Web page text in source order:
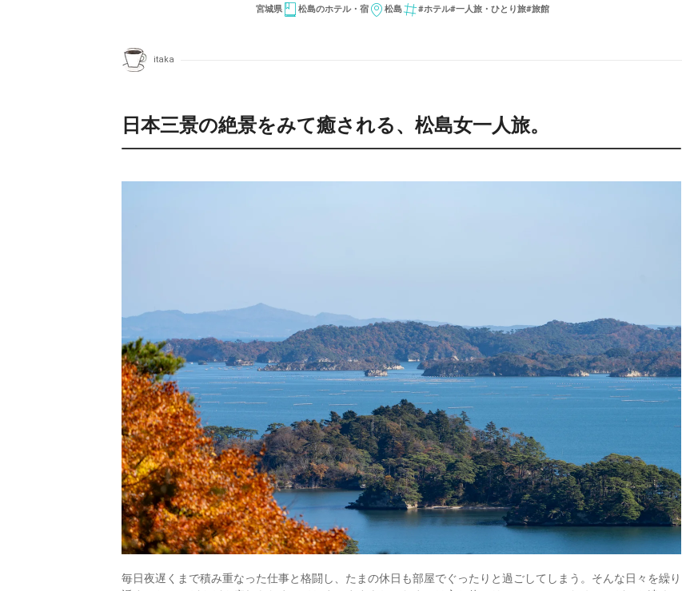
宮城県 松島のホテル・宿 松島 #ホテル#一人旅・ひとり旅#旅館
itaka
日本三景の絶景をみて癒される、松島女一人旅。
毎日夜遅くまで積み重なった仕事と格闘し、たまの休日も部屋でぐったりと過ごしてしまう。そんな日々を繰り